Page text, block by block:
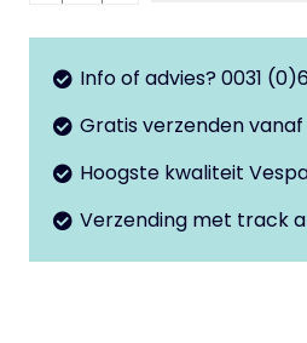
links
zwart
GTS
Info of advies? 0031
Gratis verzenden
Hoogste kwaliteit
Verzending met track